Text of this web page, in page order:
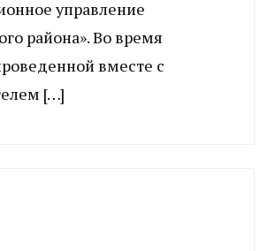
управление
района». Во время
вместе с
[…]